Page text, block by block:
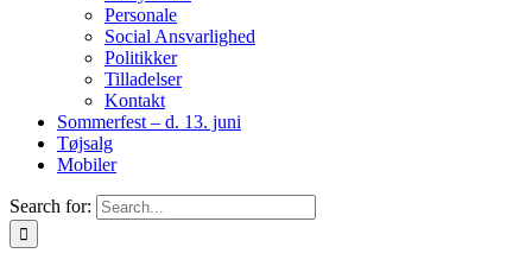
Personale
Social Ansvarlighed
Politikker
Tilladelser
Kontakt
Sommerfest – d. 13. juni
Tøjsalg
Mobiler
Search for: